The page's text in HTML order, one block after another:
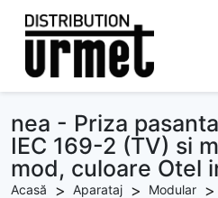
nea - Priza
IEC 169-2 (TV) si
mod, culoare Otel
Acasă Aparataj
Modular